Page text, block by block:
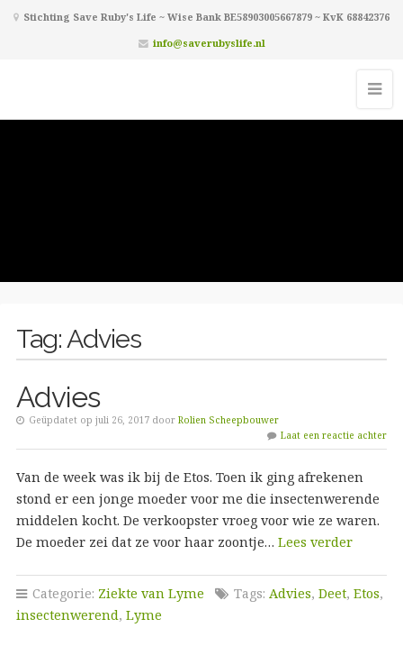
Stichting Save Ruby's Life ~ Wise Bank BE58903005667879 ~ KvK 68842376
info@saverubyslife.nl
Tag:Advies
Advies
Geüpdatet op juli 26, 2017 door Rolien Scheepbouwer
Laat een reactie achter
Van de week was ik bij de Etos. Toen ik ging afrekenen
stond er een jonge moeder voor me die insectenwerende
middelen kocht. De verkoopster vroeg voor wie ze waren.
De moeder zei dat ze voor haar zoontje… Lees verder
Categorie: Ziekte van Lyme Tags: Advies, Deet, Etos,
insectenwerend, Lyme